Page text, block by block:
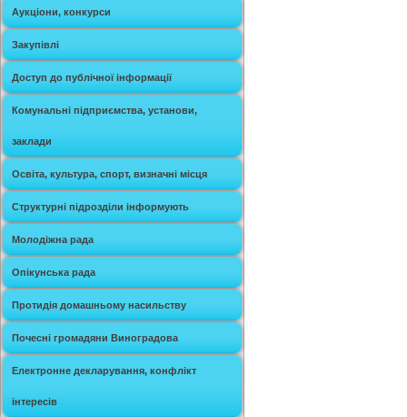
Аукціони, конкурси
Закупівлі
Доступ до публічної інформації
Комунальні підприємства, установи,
заклади
Освіта, культура, спорт, визначні місця
Структурні підрозділи інформують
Молодіжна рада
Опікунська рада
Протидія домашньому насильству
Почесні громадяни Виноградова
Електронне декларування, конфлікт
інтересів